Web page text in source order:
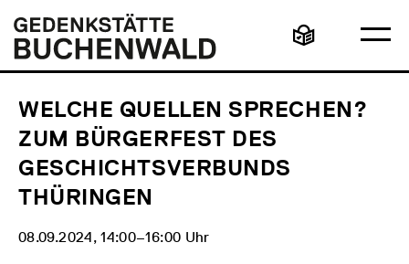
zum
Inhalt
Gedenkstätte
Buchenwald
Leichte
Sprache
WELCHE QUELLEN SPRECHEN?
ZUM BÜRGERFEST DES
GESCHICHTSVERBUNDS
THÜRINGEN
08.09.2024, 14:00‒16:00 Uhr